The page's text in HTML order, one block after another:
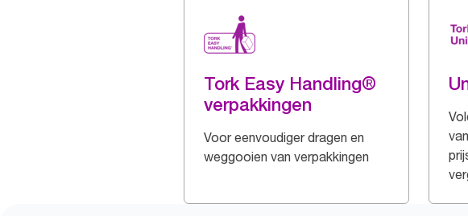
Tork Easy Handling®
verpakkingen
Voor eenvoudiger dragen en
weggooien van verpakkingen